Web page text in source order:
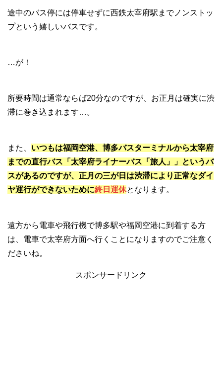
途中のバス停には停車せずに西鉄太宰府駅までノンストッ
プという嬉しいバスです。
…が！
所要時間は通常ならば20分なのですが、お正月は確実に渋
滞に巻き込まれます…。
また、 いつもは福岡空港、博多バスターミナルから太宰府
までの直行バス「太宰府ライナーバス「旅人」」というバ
スがあるのですが、正月の三が日は渋滞により正常なダイ
ヤ運行ができないために終日運休となります。
遠方から電車や飛行機で博多駅や福岡空港に到着する方
は、電車で太宰府方面へ行くことになりますのでご注意く
ださいね。
スポンサードリンク